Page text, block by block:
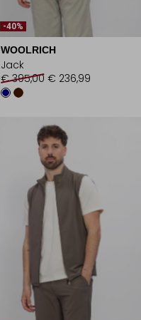
-40%
WOOLRICH
Jack
€ 395,00 € 236,99